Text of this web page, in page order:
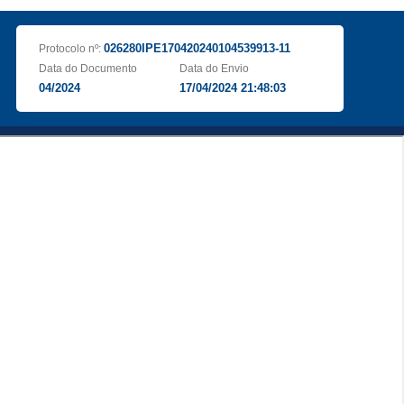
Protocolo nº: 026280IPE170420240104539913-11
Data do Documento
04/2024
Data do Envio
17/04/2024 21:48:03